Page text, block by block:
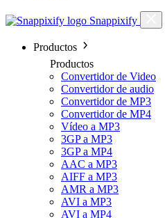
Snappixify
Productos
Productos
Convertidor de Video
Convertidor de audio
Convertidor de MP3
Convertidor de MP4
Vídeo a MP3
3GP a MP3
3GP a MP4
AAC a MP3
AIFF a MP3
AMR a MP3
AVI a MP3
AVI a MP4